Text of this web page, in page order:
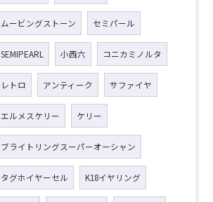
ムービングストーン セミパール
SEMIPEARL 小西六 コニカミノルタ
レトロ アンティーク サファイヤ
エルメスケリー ケリー
ブライトリングスーパーオーシャン
タグホイヤーセル K18イヤリング